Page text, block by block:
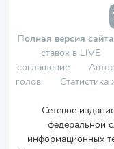
Полная версия сайта
ставок в LIVE
соглашение
голов
Статистика
Сетевое
федеральной
информационных